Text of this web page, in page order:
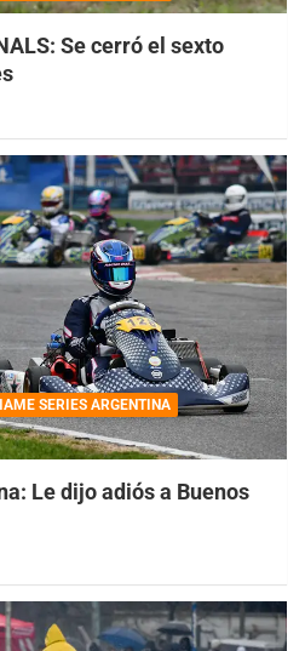
Se cerró el sexto
IAME SERIES ARGENTINA
Le dijo adiós a Buenos